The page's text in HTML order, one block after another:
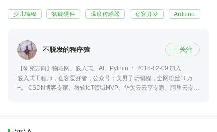
少儿编程 智能硬件 温度传感器 创客开发 Arduino
不脱发的程序猿  关注
【研究方向】物联网、嵌入式、AI、Python
2018-02-09 加入
嵌入式工程师，创客爱好者，公众号：美男子玩编程，全网粉丝10万
+。 CSDN博客专家、微软IoT领域MVP、华为云云享专家、阿里云专家